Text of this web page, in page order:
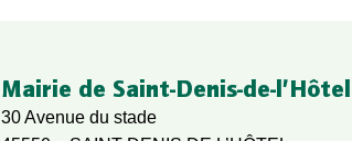
Mairie de Saint-Denis-de-l’Hôtel
30 Avenue du stade